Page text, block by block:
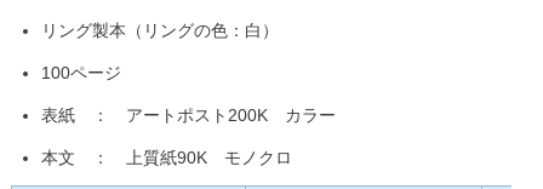
リング製本（リングの色：白）
100ページ
表紙 ： アートポスト200K カラー
本文 ： 上質紙90K モノクロ